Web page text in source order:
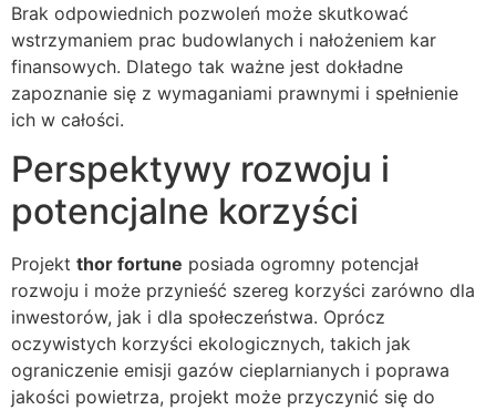
Brak odpowiednich pozwoleń może skutkować
wstrzymaniem prac budowlanych i nałożeniem kar
finansowych. Dlatego tak ważne jest dokładne
zapoznanie się z wymaganiami prawnymi i spełnienie
ich w całości.
Perspektywy rozwoju i
potencjalne korzyści
Projekt thor fortune posiada ogromny potencjał
rozwoju i może przynieść szereg korzyści zarówno dla
inwestorów, jak i dla społeczeństwa. Oprócz
oczywistych korzyści ekologicznych, takich jak
ograniczenie emisji gazów cieplarnianych i poprawa
jakości powietrza, projekt może przyczynić się do